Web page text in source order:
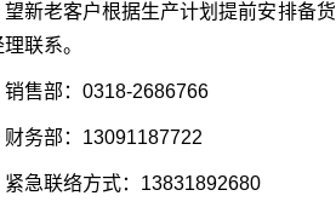
望新老客户根据生产计划提前安排备
联系。
销售部：0318-2686766
财务部：13091187722
紧急联络方式：13831892680